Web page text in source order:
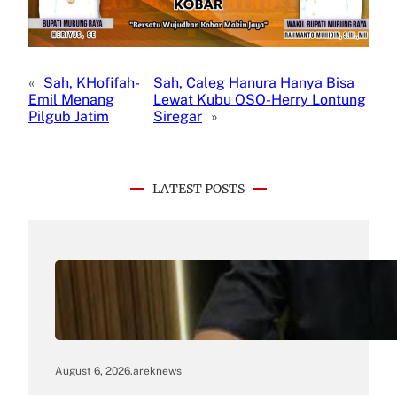
« Sah, KHofifah-
Emil Menang
Pilgub Jatim
Sah, Caleg Hanura Hanya Bisa
Lewat Kubu OSO-Herry Lontung
Siregar »
LATEST POSTS
August 6, 2026.areknews